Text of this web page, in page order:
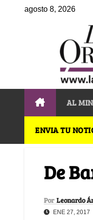
agosto 8, 2026
AL
ENVIA TU
De
Por Leonardo
ENE 27, 2017